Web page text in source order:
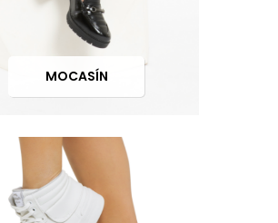
MOCASÍN